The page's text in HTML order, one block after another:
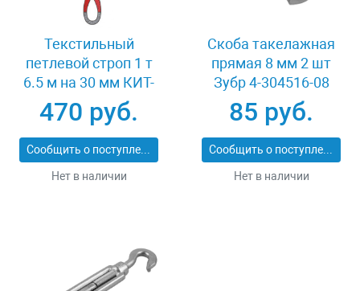
Текстильный
петлевой строп 1 т
6.5 м на 30 мм КИТ-
СТП-1-6.5
470 руб.
Сообщить о поступлении
Нет в наличии
Скоба такелажная
прямая 8 мм 2 шт
Зубр 4-304516-08
85 руб.
Сообщить о поступлении
Нет в наличии